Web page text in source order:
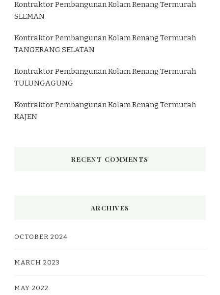
Kontraktor Pembangunan Kolam Renang Termurah
SLEMAN
Kontraktor Pembangunan Kolam Renang Termurah
TANGERANG SELATAN
Kontraktor Pembangunan Kolam Renang Termurah
TULUNGAGUNG
Kontraktor Pembangunan Kolam Renang Termurah
KAJEN
RECENT COMMENTS
ARCHIVES
OCTOBER 2024
MARCH 2023
MAY 2022